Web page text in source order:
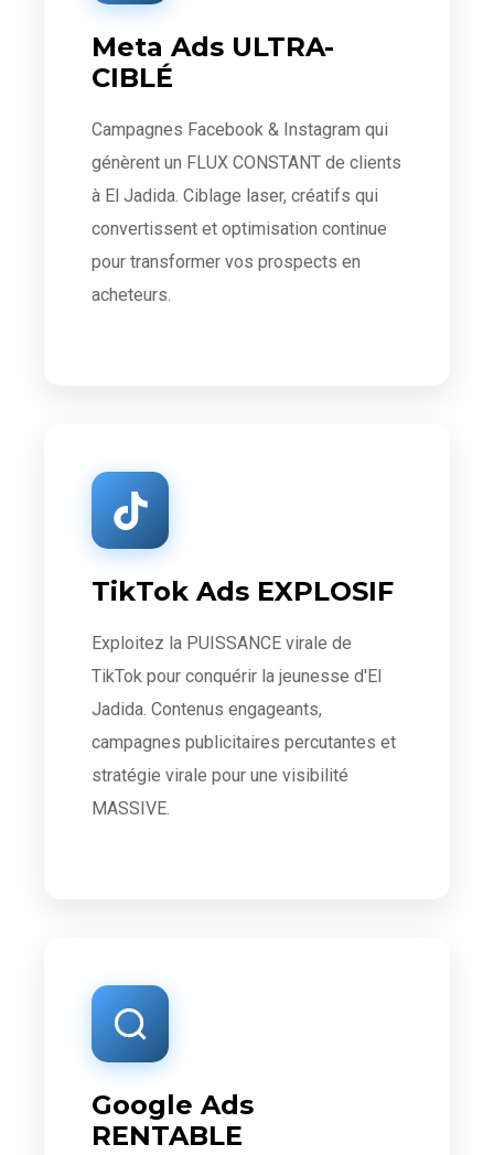
Meta Ads ULTRA-
CIBLÉ
Campagnes Facebook & Instagram qui
génèrent un FLUX CONSTANT de clients
à El Jadida. Ciblage laser, créatifs qui
convertissent et optimisation continue
pour transformer vos prospects en
acheteurs.
TikTok Ads EXPLOSIF
Exploitez la PUISSANCE virale de
TikTok pour conquérir la jeunesse d'El
Jadida. Contenus engageants,
campagnes publicitaires percutantes et
stratégie virale pour une visibilité
MASSIVE.
Google Ads
RENTABLE